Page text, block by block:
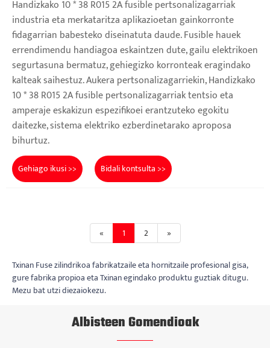
Handizkako 10 * 38 R015 2A fusible pertsonalizagarriak
industria eta merkataritza aplikazioetan gainkorronte
fidagarrian babesteko diseinatuta daude. Fusible hauek
errendimendu handiagoa eskaintzen dute, gailu elektrikoen
segurtasuna bermatuz, gehiegizko korronteak eragindako
kalteak saihestuz. Aukera pertsonalizagarriekin, Handizkako
10 * 38 R015 2A fusible pertsonalizagarriak tentsio eta
amperaje eskakizun espezifikoei erantzuteko egokitu
daitezke, sistema elektriko ezberdinetarako aproposa
bihurtuz.
Gehiago ikusi >> Bidali kontsulta >>
« 1 2 »
Txinan Fuse zilindrikoa fabrikatzaile eta hornitzaile profesional gisa,
gure fabrika propioa eta Txinan egindako produktu guztiak ditugu.
Mezu bat utzi diezaiokezu.
Albisteen Gomendioak